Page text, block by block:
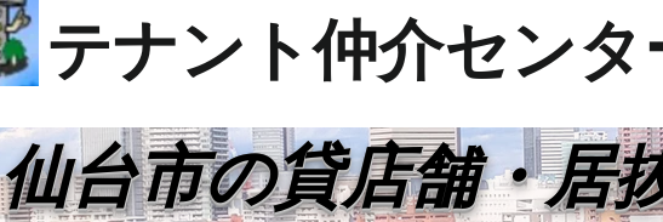
テナント仲介センタ
仙台市の貸店舗・居